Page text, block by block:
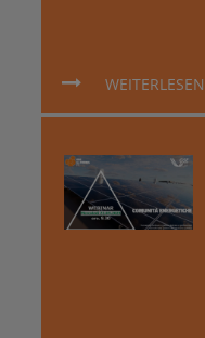
WEITERLESEN